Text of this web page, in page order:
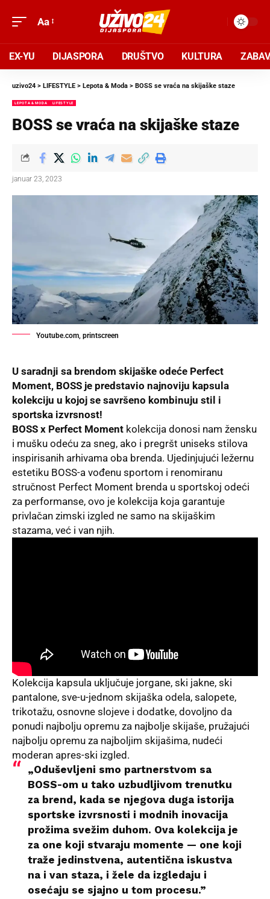
Aa
EX-YU DIJASPORA DRUŠTVO KULTURA
uzivo24 > LIFESTYLE > Lepota & Moda > BOSS se vraća na skijaške staze
LEPOTA & MODA LIFESTYLE
BOSS se vraća na skijaške staze
januar 23, 2023
Youtube.com, printscreen
U saradnji sa brendom skijaške odeće Perfect
Moment, BOSS je predstavio najnoviju kapsula
kolekciju u kojoj se savršeno kombinuju stil i
sportska izvrsnost!
BOSS x Perfect Moment kolekcija donosi nam žensku
i mušku odeću za sneg, ako i pregršt uniseks stilova
inspirisanih arhivama oba brenda. Ujedinjujući ležernu
estetiku BOSS-a vođenu sportom i renomiranu
stručnost Perfect Moment brenda u sportskoj odeći
za performanse, ovo je kolekcija koja garantuje
privlačan zimski izgled ne samo na skijaškim
stazama, već i van njih.
Kolekcija kapsula uključuje jorgane, ski jakne, ski
pantalone, sve-u-jednom skijaška odela, salopete,
trikotažu, osnovne slojeve i dodatke, dovoljno da
ponudi najbolju opremu za najbolje skijaše, pružajući
najbolju opremu za najboljim skijašima, nudeći
moderan apres-ski izgled.
„Oduševljeni smo partnerstvom sa
BOSS-om u tako uzbudljivom trenutku
za brend, kada se njegova duga istorija
sportske izvrsnosti i modnih inovacija
prožima svežim duhom. Ova kolekcija je
za one koji stvaraju momente — one koji
traže jedinstvena, autentična iskustva
na i van staza, i žele da izgledaju i
osećaju se sjajno u tom procesu.”